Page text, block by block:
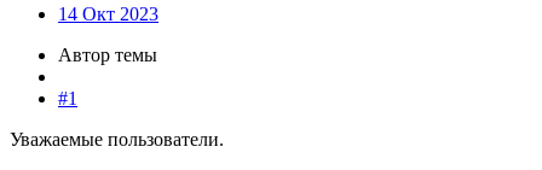
14 Окт 2023
Автор темы
#1
Уважаемые пользователи.